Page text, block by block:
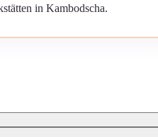
in Kambodscha.
Ri39 Dunkelgelb Menge